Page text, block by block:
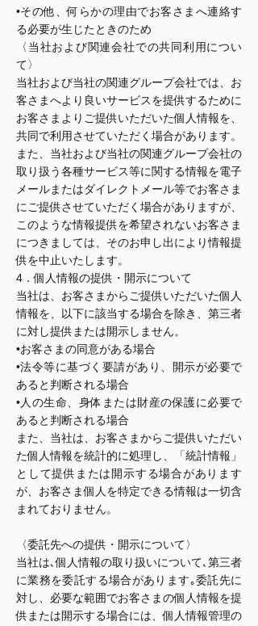
•その他、何らかの理由でお客さまへ連絡す
る必要が生じたときのため
〈当社および関連会社での共同利用につい
て〉
当社および当社の関連グループ会社では、お
客さまへより良いサービスを提供するために
お客さまよりご提供いただいた個人情報を、
共同で利用させていただく場合があります。
また、当社および当社の関連グループ会社の
取り扱う各種サービス等に関する情報を電子
メールまたはダイレクトメール等でお客さま
にご提供させていただく場合がありますが、
このような情報提供を希望されないお客さま
につきましては、そのお申し出により情報提
供を中止いたします。
4．個人情報の提供・開示について
当社は、お客さまからご提供いただいた個人
情報を、以下に該当する場合を除き、第三者
に対し提供または開示しません。
•お客さまの同意がある場合
•法令等に基づく要請があり、開示が必要で
あると判断される場合
•人の生命、身体または財産の保護に必要で
あると判断される場合
また、当社は、お客さまからご提供いただい
た個人情報を統計的に処理し、「統計情報」
として提供または開示する場合があります
が、お客さま個人を特定できる情報は一切含
まれておりません。
〈委託先への提供・開示について〉
当社は､個人情報の取り扱いについて､第三者
に業務を委託する場合があります｡委託先に
対し、必要な範囲でお客さまの個人情報を提
供または開示する場合には、個人情報管理の